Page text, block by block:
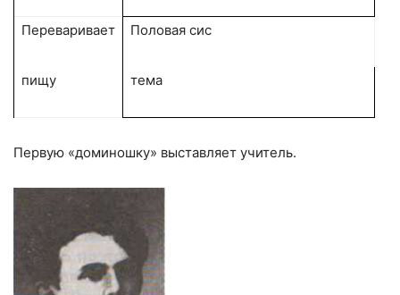
Переваривает Половая сис­
пищу тема
Первую «доминошку» выставляет учитель.